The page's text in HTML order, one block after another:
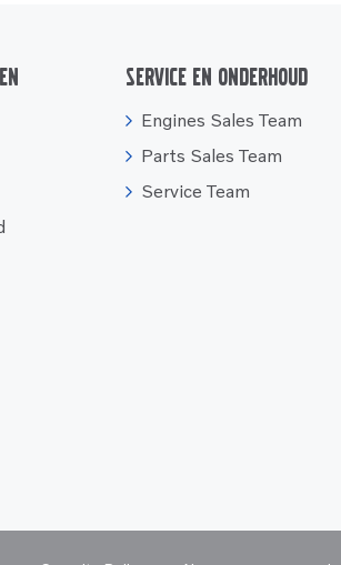
Service en onderhoud
Engines Sales Team
Parts Sales Team
Service Team